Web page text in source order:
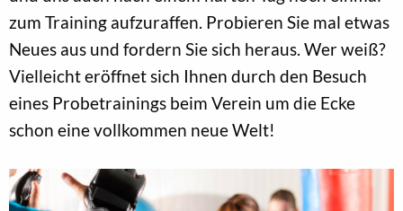
zum Training aufzuraffen. Probieren Sie mal etwas
Neues aus und fordern Sie sich heraus. Wer weiß?
Vielleicht eröffnet sich Ihnen durch den Besuch
eines Probetrainings beim Verein um die Ecke
schon eine vollkommen neue Welt!